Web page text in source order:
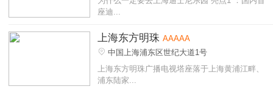
座迪...
上海东方明珠 AAAAA
中国上海浦东区世纪大道1号
上海东方明珠广播电视塔座落于上海黄浦江畔、
浦东陆家...